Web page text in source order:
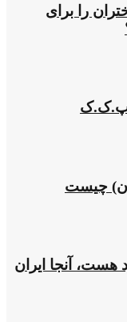
را برای
پ.ک.ک
چیست
آنجا ایران